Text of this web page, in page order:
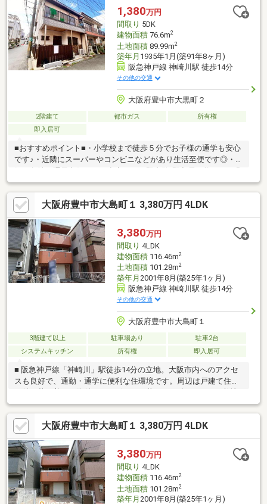
明器具、冷房・暖房付きです♪☆地上デジタル放送、CATV対応で
す♪☆2022年11月リフォーム済でトイレが美麗です♪トイレを和室
から洋室へ変更
1,380万円
間取り 5DK
建物面積76.6m2
土地面積89.99m2
築年月 1935年1月(築91年8ヶ月)
阪急神戸線 神崎川駅 徒歩14分
その他の交通
大阪府豊中市大黒町２
2階建て 都市ガス
所有権
即入居可
■おすすめポイント■・小学校まで徒歩５分でお子様の通学も安心
です♪・近隣にスーパーやコンビニなどがあり生活至便です◎・人
中市で新しい住環境をお探しなら、ウエマチ不動産 大阪北店にご
来店をお待ちしております。※物件写真は一部、AIによる画像処理
を行っており家具や備品が削除されております。現況とは異なる
ことをご承知ください。※建築年月日不詳
大阪府豊中市大島町１ 3,380万円 4LDK
3,380万円
間取り 4LDK
建物面積116.46m2
土地面積101.28m2
築年月 2001年8月(築25年1ヶ月)
阪急神戸線 神崎川駅 徒歩14分
その他の交通
大阪府豊中市大島町１
3階建て以上 駐車場あり
駐車2台
システムキッチン
所有権 即入居可
■ 阪急神戸線「神崎川」駅徒歩14分の立地。大阪市内へのアクセ
スも良好で、通勤・通学に便利な住環境です。周辺は戸建て住宅
が並ぶ落ち着いた街並みで、穏やかな暮らしが叶います。■ 敷地
面積約30坪のゆとりある戸建住宅。建物と敷地にゆとりがあり、
ご家族でゆったりとお住まいいただけます。■ 駐車スペースは2台
分を確保（車種による）。ご夫婦でお車を所有されるご家庭や来
客時にも便利なポイントです。■ プライバシーに配慮された2階リ
ビングを採用。通行人の視線を気にせず、ご家族がくつろげる明
るく開放的な住空間となっています。
大阪府豊中市大島町１ 3,380万円 4LDK
3,380万円
間取り 4LDK
建物面積116.46m2
土地面積101.28m2
築年月 2001年8月(築25年1ヶ月)